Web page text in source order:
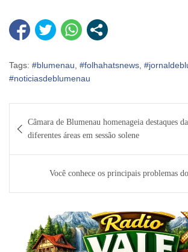
Tags: #blumenau, #folhahatsnews,
#noticiasdeblumenau
de
Post
Câmara de Blumenau homenageia destaques
diferentes áreas em sessão solene
Você conhece os principais problemas